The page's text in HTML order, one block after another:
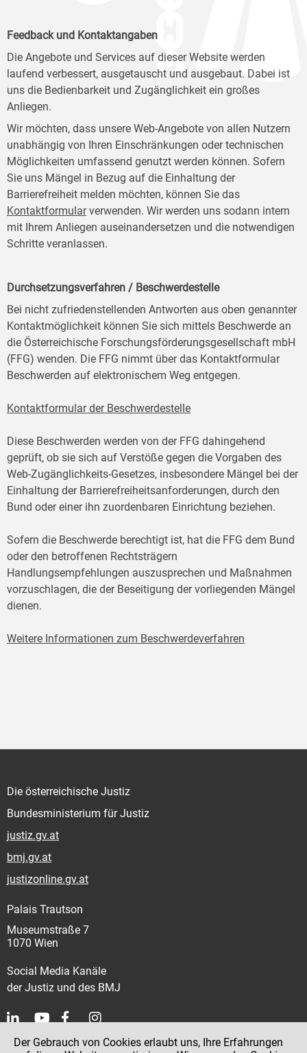
Feedback und Kontaktangaben
Die Angebote und Services auf dieser Website werden
laufend verbessert, ausgetauscht und ausgebaut. Dabei ist
uns die Bedienbarkeit und Zugänglichkeit ein großes
Anliegen.
Wir möchten, dass unsere Web-Angebote von allen Nutzern
unabhängig von Ihren Einschränkungen oder technischen
Möglichkeiten umfassend genutzt werden können. Sofern
Sie uns Mängel in Bezug auf die Einhaltung der
Barrierefreiheit melden möchten, können Sie das
Kontaktformularverwenden. Wir werden uns sodann intern
mit Ihrem Anliegen auseinandersetzen und die notwendigen
Schritte veranlassen.
Durchsetzungsverfahren / Beschwerdestelle
Bei nicht zufriedenstellenden Antworten aus oben genannter
Kontaktmöglichkeit können Sie sich mittels Beschwerde an
die Österreichische Forschungsförderungsgesellschaft mbH
(FFG) wenden. Die FFG nimmt über das Kontaktformular
Beschwerden auf elektronischem Weg entgegen.
Kontaktformular der Beschwerdestelle
Diese Beschwerden werden von der FFG dahingehend
geprüft, ob sie sich auf Verstöße gegen die Vorgaben des
Web-Zugänglichkeits-Gesetzes, insbesondere Mängel bei der
Einhaltung der Barrierefreiheitsanforderungen, durch den
Bund oder einer ihn zuordenbaren Einrichtung beziehen.
Sofern die Beschwerde berechtigt ist, hat die FFG dem Bund
oder den betroffenen Rechtsträgern
Handlungsempfehlungen auszusprechen und Maßnahmen
vorzuschlagen, die der Beseitigung der vorliegenden Mängel
dienen.
Weitere Informationen zum Beschwerdeverfahren
Die österreichische Justiz
Bundesministerium für Justiz
justiz.gv.at
bmj.gv.at
justizonline.gv.at
Palais Trautson
Museumstraße 7
1070 Wien
Social Media Kanäle
der Justiz und des BMJ
Kontakt
Der Gebrauch von Cookies erlaubt uns, Ihre Erfahrungen